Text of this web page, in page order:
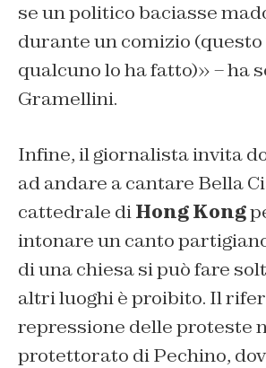
se un politico baciasse
durante un comizio
qualcuno lo ha fatto)» – ha
Gramellini.
Infine, il giornalista invita
ad andare a cantare Bella
cattedrale diHong Kong
intonare un canto
di una chiesa si può fare
altri luoghi è proibito. Il
repressione delle proteste
protettorato di Pechino,